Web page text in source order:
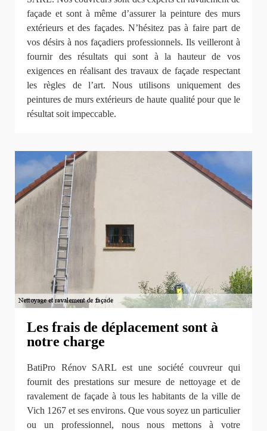
façade et sont à même d’assurer la peinture des murs
extérieurs et des façades. N’hésitez pas à faire part de
vos désirs à nos façadiers professionnels. Ils veilleront à
fournir des résultats qui sont à la hauteur de vos
exigences en réalisant des travaux de façade respectant
les règles de l’art. Nous utilisons uniquement des
peintures de murs extérieurs de haute qualité pour que le
résultat soit impeccable.
Les frais de déplacement sont à
notre charge
BatiPro Rénov SARL est une société couvreur qui
fournit des prestations sur mesure de nettoyage et de
ravalement de façade à tous les habitants de la ville de
Vich 1267 et ses environs. Que vous soyez un particulier
ou un professionnel, nous nous mettons à votre